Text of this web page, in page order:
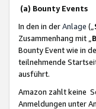
(a) Bounty Events
In den in derAnlage („
Zusammenhang mit „
Bounty Event wie in
teilnehmende
ausführt.
Amazon zahlt keine
Anmeldungen unter